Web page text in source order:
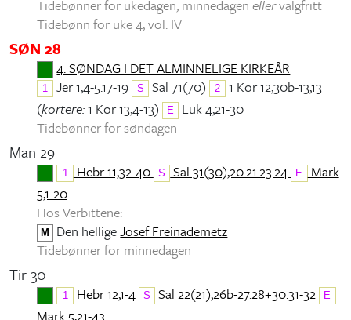
Tidebønner for ukedagen, minnedagen ellervalgfritt
Tidebønn for uke 4, vol. IV
SØN 28
4. SØNDAG I DET ALMINNELIGE KIRKEÅR
1 Jer 1,4-5.17-19 S Sal 71(70) 2
1 Kor 12,30b-13,13
(kortere:1 Kor 13,4-13) E
Luk 4,21-30
Tidebønner for søndagen
Man 29
1 Hebr 11,32-40 S Sal 31(30),20.21.23.24 E Mark
5,1-20
Hos Verbittene:
M Den helligeJosef Freinademetz
Tidebønner for minnedagen
Tir 30
1 Hebr 12,1-4 S Sal 22(21),26b-27.28+30.31-32 E
Mark 5,21-43